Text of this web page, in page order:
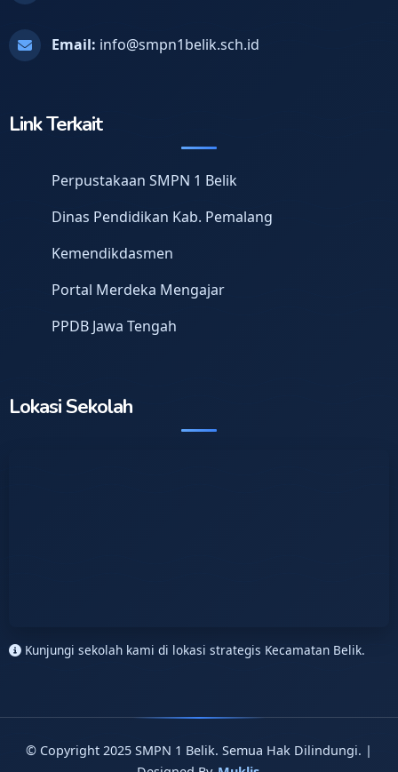
Email: info@smpn1belik.sch.id
Link Terkait
Perpustakaan SMPN 1 Belik
Dinas Pendidikan Kab. Pemalang
Kemendikdasmen
Portal Merdeka Mengajar
PPDB Jawa Tengah
Lokasi Sekolah
Kunjungi sekolah kami di lokasi strategis Kecamatan Belik.
© Copyright 2025 SMPN 1 Belik. Semua Hak Dilindungi. |